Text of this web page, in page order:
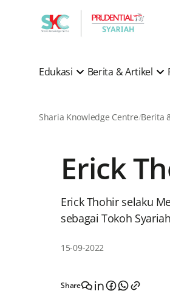
Edukasi Berita & Artikel
Sharia Knowledge Centre Berita
Erick
Erick Thohir selaku
sebagai Tokoh
15-09-2022
Share